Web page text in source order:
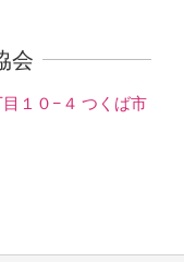
会
１０−４ つくば市